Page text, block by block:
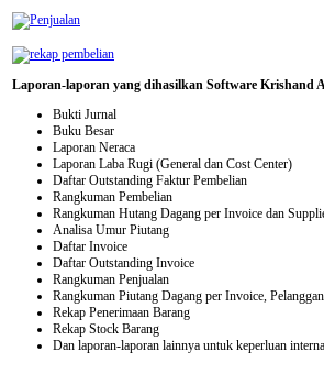
Laporan-laporan yang dihasilkan Software Krishand
Bukti Jurnal
Buku Besar
Laporan Neraca
Laporan Laba Rugi (General dan Cost Center)
Daftar Outstanding Faktur Pembelian
Rangkuman Pembelian
Rangkuman Hutang Dagang per Invoice dan
Analisa Umur Piutang
Daftar Invoice
Daftar Outstanding Invoice
Rangkuman Penjualan
Rangkuman Piutang Dagang per Invoice,
Rekap Penerimaan Barang
Rekap Stock Barang
Dan laporan-laporan lainnya untuk keperluan